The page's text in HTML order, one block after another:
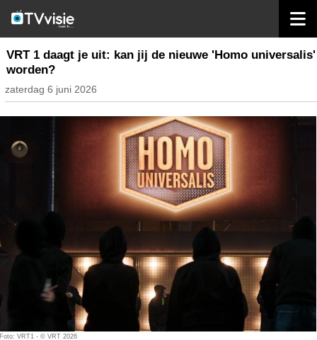
nieuws belgië
VRT 1 daagt je uit: kan jij de nieuwe 'Homo universalis'
worden?
zaterdag 6 juni 2026
Foto: VRT1 - © VRT 2026